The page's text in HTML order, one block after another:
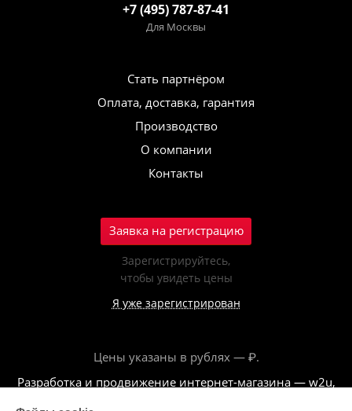
+7 (495) 787-87-41
Для Москвы
Стать партнёром
Оплата, доставка, гарантия
Производство
О компании
Контакты
Заявка на регистрацию
Зарегистрируйтесь,
чтобы увидеть цены
Я уже зарегистрирован
Цены указаны в рублях — ₽.
Разработка и продвижение интернет-магазина — w2u,